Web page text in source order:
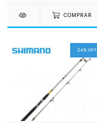
COMPRAR
24% OFF